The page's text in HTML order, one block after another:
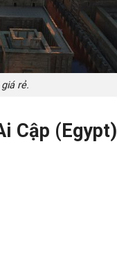
rẻ.
Cập (Egypt)